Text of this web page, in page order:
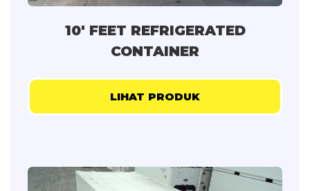
10' FEET REFRIGERATED
CONTAINER
LIHAT PRODUK